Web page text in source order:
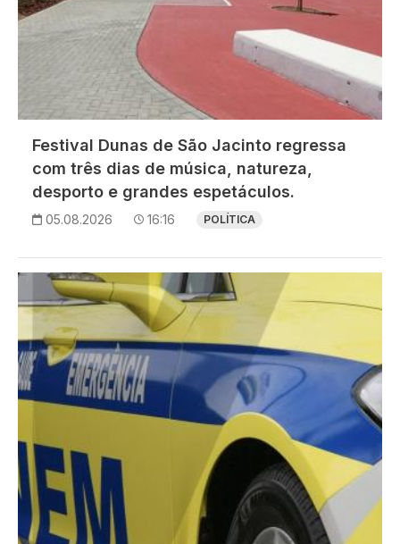
Festival Dunas de São Jacinto regressa
com três dias de música, natureza,
desporto e grandes espetáculos.
05.08.2026 16:16 POLÍTICA
Imagem